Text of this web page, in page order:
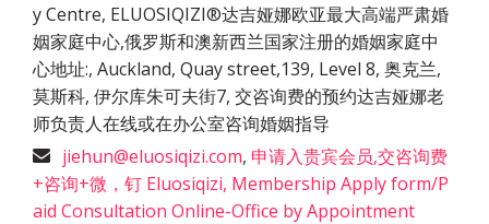
y Centre, ELUOSIQIZI®达吉娅娜欧亚最大高端严肃婚
姻家庭中心,俄罗斯和澳新西兰国家注册的婚姻家庭中
心地址:, Auckland, Quay street,139, Level 8, 奥克兰,
莫斯科, 伊尔库朱可夫街7, 交咨询费的预约达吉娅娜老
师负责人在线或在办公室咨询婚姻指导
jiehun@eluosiqizi.com, 申请入贵宾会员,交咨询费
+咨询+微，钉 Eluosiqizi, Membership Apply form/P
aid Consultation Online-Office by Appointment